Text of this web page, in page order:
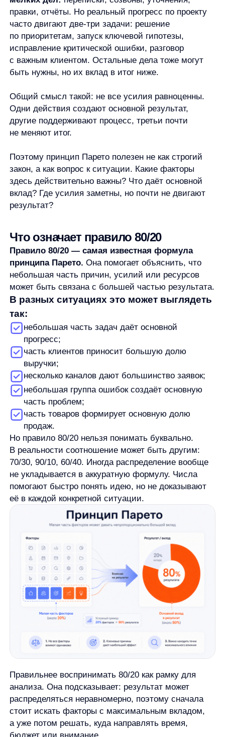
Поэтому принцип Парето полезен не как строгий
закон, а как вопрос к ситуации. Какие факторы
здесь действительно важны? Что даёт основной
вклад? Где усилия заметны, но почти не двигают
результат?
Что означает правило 80/20
принципа Парето.Она помогает объяснить, что
небольшая часть причин, усилий или ресурсов
может быть связана с большей частью результата.
В разных ситуациях это может выглядеть
так:
прогресс;
часть клиентов приносит большую долю
выручки;
несколько каналов дают большинство заявок;
небольшая группа ошибок создаёт основную
часть проблем;
продаж.
Но правило 80/20 нельзя понимать буквально.
В реальности соотношение может быть другим:
70/30, 90/10, 60/40. Иногда распределение вообще
не укладывается в аккуратную формулу. Числа
помогают быстро понять идею, но не доказывают
её в каждой конкретной ситуации.
Правильнее воспринимать 80/20 как рамку для
анализа. Она подсказывает: результат может
распределяться неравномерно, поэтому сначала
стоит искать факторы с максимальным вкладом,
а уже потом решать, куда направлять время,
бюджет или внимание.
Откуда появился принцип Парето
итальянским экономистом и социологом. Его имя
закрепилось за идеей неравномерного
распределения: в разных системах вклад факторов
может распределяться резко неравномерно.
Позже эту идею начали применять шире—
в управлении, бизнесе, качестве процессов
и повседневной приоритизации. Так принцип
Парето стал не только экономическим или
социологическим наблюдением, но и практическим
способом смотреть на задачи: искать небольшое
число факторов, которые создают основную часть
Для этой статьи важен именно прикладной смысл.
История объясняет происхождение названия,
но не меняет главное: принцип Парето помогает
задавать вопрос о вкладе, а не механически
подставлять проценты в любую ситуацию.